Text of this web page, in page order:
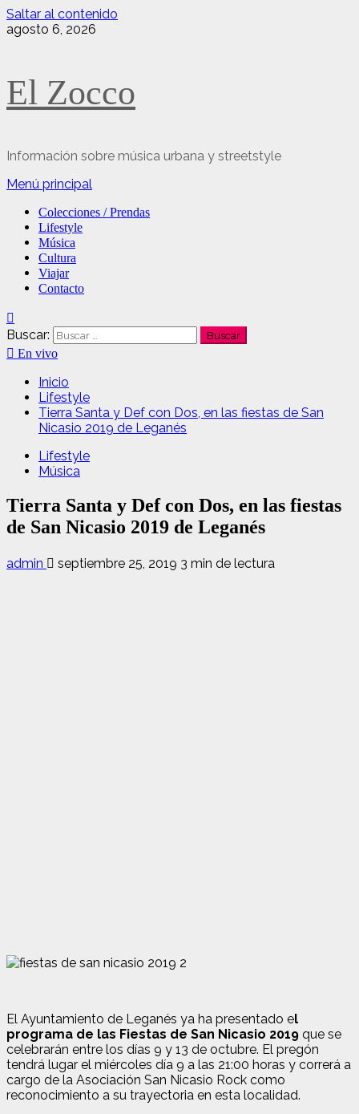
Saltar al contenido
agosto 6, 2026
El Zocco
Información sobre música urbana y streetstyle
Menú principal
Colecciones / Prendas
Lifestyle
Música
Cultura
Viajar
Contacto
Buscar:
En vivo
Inicio
Lifestyle
Tierra Santa y Def con Dos, en las fiestas de San
Nicasio 2019 de Leganés
Lifestyle
Música
Tierra Santa y Def con Dos, en las fiestas
de San Nicasio 2019 de Leganés
admin septiembre 25, 2019 3 min de lectura
El Ayuntamiento de Leganés ya ha presentado el
programa de las Fiestas de San Nicasio 2019 que se
celebrarán entre los días 9 y 13 de octubre. El pregón
tendrá lugar el miércoles día 9 a las 21:00 horas y correrá a
cargo de la Asociación San Nicasio Rock como
reconocimiento a su trayectoria en esta localidad.